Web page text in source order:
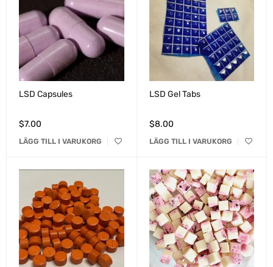
LSD Capsules
$7.00
LÄGG TILL I VARUKORG
LSD Gel Tabs
$8.00
LÄGG TILL I VARUKORG